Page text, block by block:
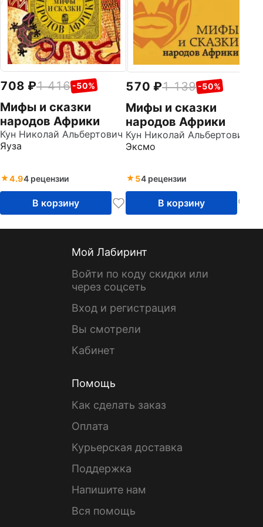
708 1 416 -50%
Мифы и сказки
народов Африки
Кун Николай Альбертович
Яуза
4.94 рецензии
В корзину
570 1 139 -50%
Мифы и сказки
народов Африки
Кун Николай Альбертович
Эксмо
54 рецензии
В корзину
Мой Лабиринт
Войти по коду скидки или
через соцсеть
Вход и регистрация
Вы смотрели
Кабинет
Помощь
Как сделать заказ
Оплата
Курьерская доставка
Поддержка
Напишите нам
Вся помощь